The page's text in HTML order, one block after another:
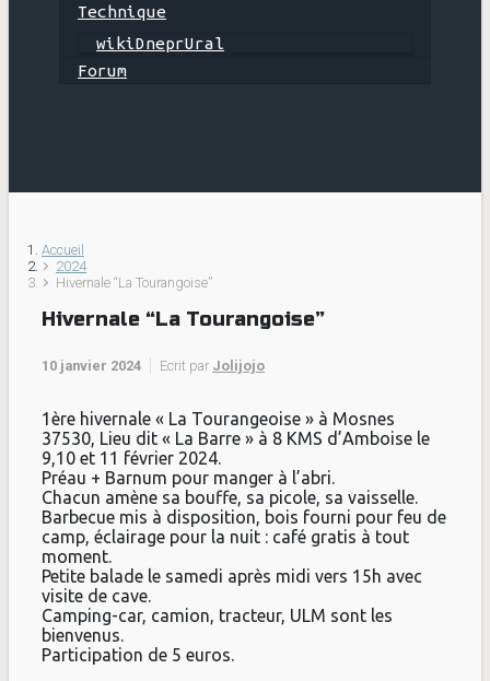
Technique
wikiDneprUral
Forum
Accueil
2024
Hivernale “La Tourangoise”
Hivernale “La Tourangoise”
10 janvier 2024 Ecrit par Jolijojo
1ère hivernale « La Tourangeoise » à Mosnes
37530, Lieu dit « La Barre » à 8 KMS d’Amboise le
9,10 et 11 février 2024.
Préau + Barnum pour manger à l’abri.
Chacun amène sa bouffe, sa picole, sa vaisselle.
Barbecue mis à disposition, bois fourni pour feu de
camp, éclairage pour la nuit : café gratis à tout
moment.
Petite balade le samedi après midi vers 15h avec
visite de cave.
Camping-car, camion, tracteur, ULM sont les
bienvenus.
Participation de 5 euros.